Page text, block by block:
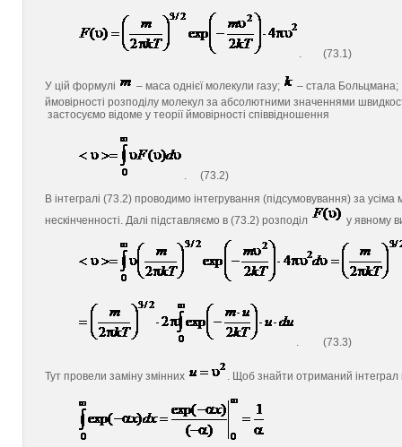
. (73.1)
У цій формулі – маса однієї молекули газу;
– стала Больцмана;
ймовірності розподілу молекул за абсолютними значеннями
застосуємо відоме у теорії ймовірності співвідношення
. (73.2)
В інтегралі (73.2) проводимо інтегрування (підсумовування) за
нескінченності. Далі підставляємо в (73.2) розподіл
у явному
. (73.3)
Тут провели заміну змінних . Щоб знайти отриманий інтеграл